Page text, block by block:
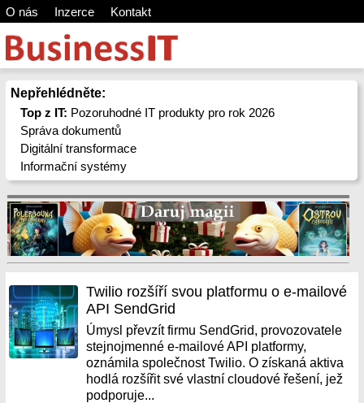
O nás Inzerce Kontakt
Nepřehlédněte:
Top z IT: Pozoruhodné IT produkty pro rok 2026
Správa dokumentů
Digitální transformace
Informační systémy
Twilio rozšíří svou platformu o e-mailové
API SendGrid
Úmysl převzít firmu SendGrid, provozovatele
stejnojmenné e-mailové API platformy,
oznámila společnost Twilio. O získaná aktiva
hodlá rozšířit své vlastní cloudové řešení, jež
podporuje...